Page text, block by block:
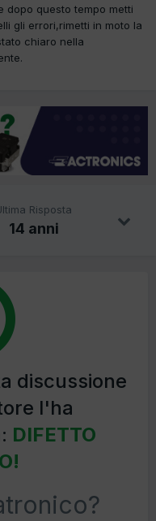
dopo questo tempo metti
gli errori,rimetti in moto la
chiaro nella
Risposta
14 anni
discussione
l'ha
DIFETTO